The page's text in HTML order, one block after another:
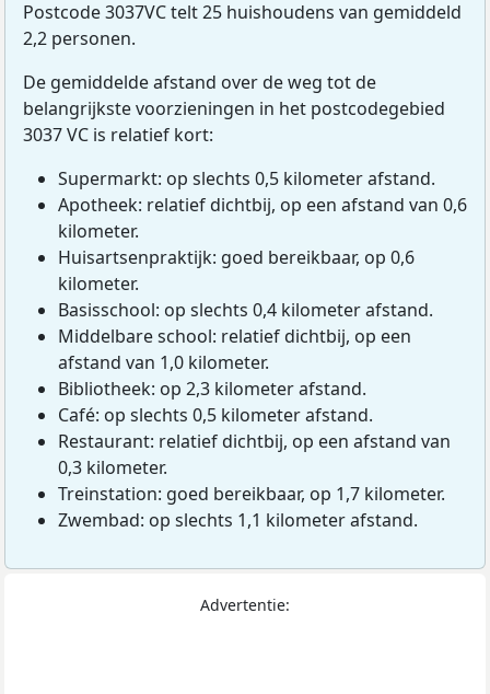
Postcode 3037VC telt 25 huishoudens van gemiddeld
2,2 personen.
De gemiddelde afstand over de weg tot de
belangrijkste voorzieningen in het postcodegebied
3037 VC is relatief kort:
Supermarkt: op slechts 0,5 kilometer afstand.
Apotheek: relatief dichtbij, op een afstand van 0,6
kilometer.
Huisartsenpraktijk: goed bereikbaar, op 0,6
kilometer.
Basisschool: op slechts 0,4 kilometer afstand.
Middelbare school: relatief dichtbij, op een
afstand van 1,0 kilometer.
Bibliotheek: op 2,3 kilometer afstand.
Café: op slechts 0,5 kilometer afstand.
Restaurant: relatief dichtbij, op een afstand van
0,3 kilometer.
Treinstation: goed bereikbaar, op 1,7 kilometer.
Zwembad: op slechts 1,1 kilometer afstand.
Advertentie: